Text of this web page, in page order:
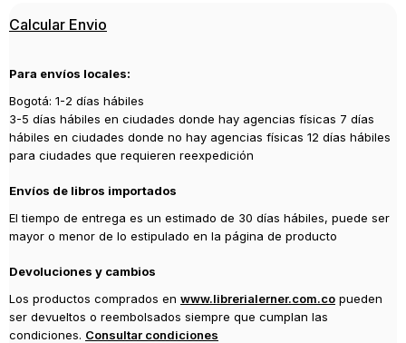
SIRUELA
2019
Traductor
MAITE JIMÉNEZ PÉREZ
Calcular Envio
Para envíos locales:
Bogotá: 1-2 días hábiles
3-5 días hábiles en ciudades donde hay agencias físicas 7 días
hábiles en ciudades donde no hay agencias físicas 12 días hábiles
para ciudades que requieren reexpedición
Envíos de libros importados
El tiempo de entrega es un estimado de 30 días hábiles, puede ser
mayor o menor de lo estipulado en la página de producto
Devoluciones y cambios
Los productos comprados en www.librerialerner.com.co pueden
ser devueltos o reembolsados siempre que cumplan las
condiciones. Consultar condiciones